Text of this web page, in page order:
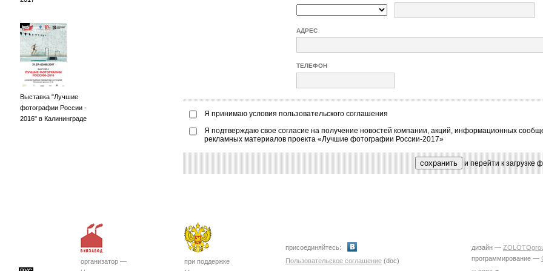
Выставка "Лучшие
фотографии России -
2016" в Калининграде
АДРЕС
ТЕЛЕФОН
Я принимаю условия пользовательского соглашения
Я подтверждаю свое согласие на получение новостей компании, акций, информационных
рекламных материалов проекта «Лучшие фотографии России-2017»
и перейти к загрузке
организатор —
при поддержке
присоединяйтесь:
Пользовательское соглашение (doc)
дизайн —
программирование —